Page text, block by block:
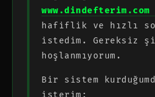
www.dindefterim.com
hafiflik ve hızlı
istedim. Gereksiz
hoşlanmıyorum.
Bir sistem
isterim: